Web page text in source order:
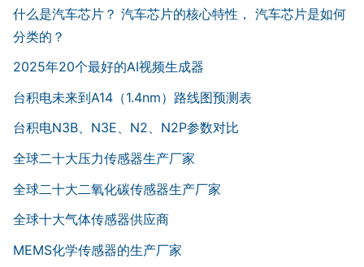
什么是汽车芯片？ 汽车芯片的核心特性， 汽车芯片是如何
分类的？
2025年20个最好的AI视频生成器
台积电未来到A14（1.4nm）路线图预测表
台积电N3B、N3E、N2、N2P参数对比
全球二十大压力传感器生产厂家
全球二十大二氧化碳传感器生产厂家
全球十大气体传感器供应商
MEMS化学传感器的生产厂家